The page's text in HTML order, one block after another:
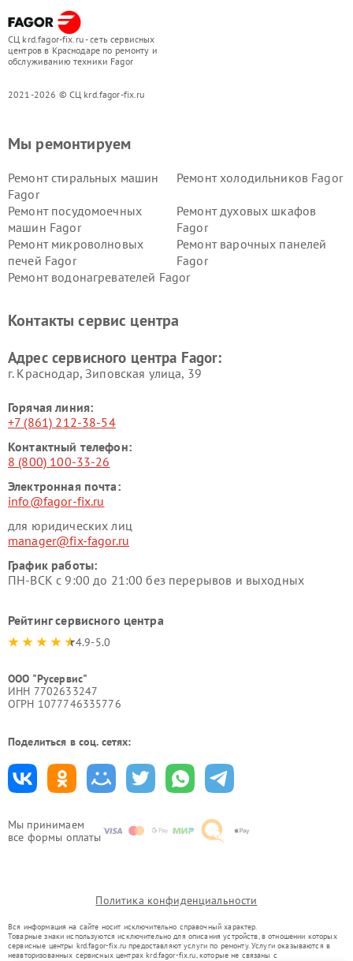
СЦ krd.fagor-fix.ru - сеть сервисных
центров в Краснодаре по ремонту и
обслуживанию техники Fagor
2021-2026 © СЦ krd.fagor-fix.ru
Мы принимаем
все формы оплаты
Мы ремонтируем
Ремонт стиральных машин
Fagor
Ремонт холодильников Fagor
Ремонт посудомоечных
машин Fagor
Ремонт духовых шкафов
Fagor
Ремонт микроволновых
печей Fagor
Ремонт варочных панелей
Fagor
Ремонт водонагревателей Fagor
Контакты сервис центра
Адрес сервисного центра Fagor:
г. Краснодар, Зиповская улица, 39
Горячая линия:
+7 (861) 212-38-54
Контактный телефон:
8 (800) 100-33-26
Электронная почта:
info@fagor-fix.ru
для юридических лиц
manager@fix-fagor.ru
График работы:
ПН-ВСК с 9:00 до 21:00 без перерывов и выходных
Рейтинг сервисного центра
4.9-5.0
ООО "Русервис"
ИНН 7702633247
ОГРН 1077746335776
Поделиться в соц. сетях:
Политика конфиденциальности
Вся информация на сайте носит исключительно справочный характер.
Товарные знаки используются исключительно для описания устройств, в отношении которых
сервисные центры krd.fagor-fix.ru предоставляют услуги по ремонту. Услуги оказываются в
неавторизованных сервисных центрах krd.fagor-fix.ru, которые не связаны с